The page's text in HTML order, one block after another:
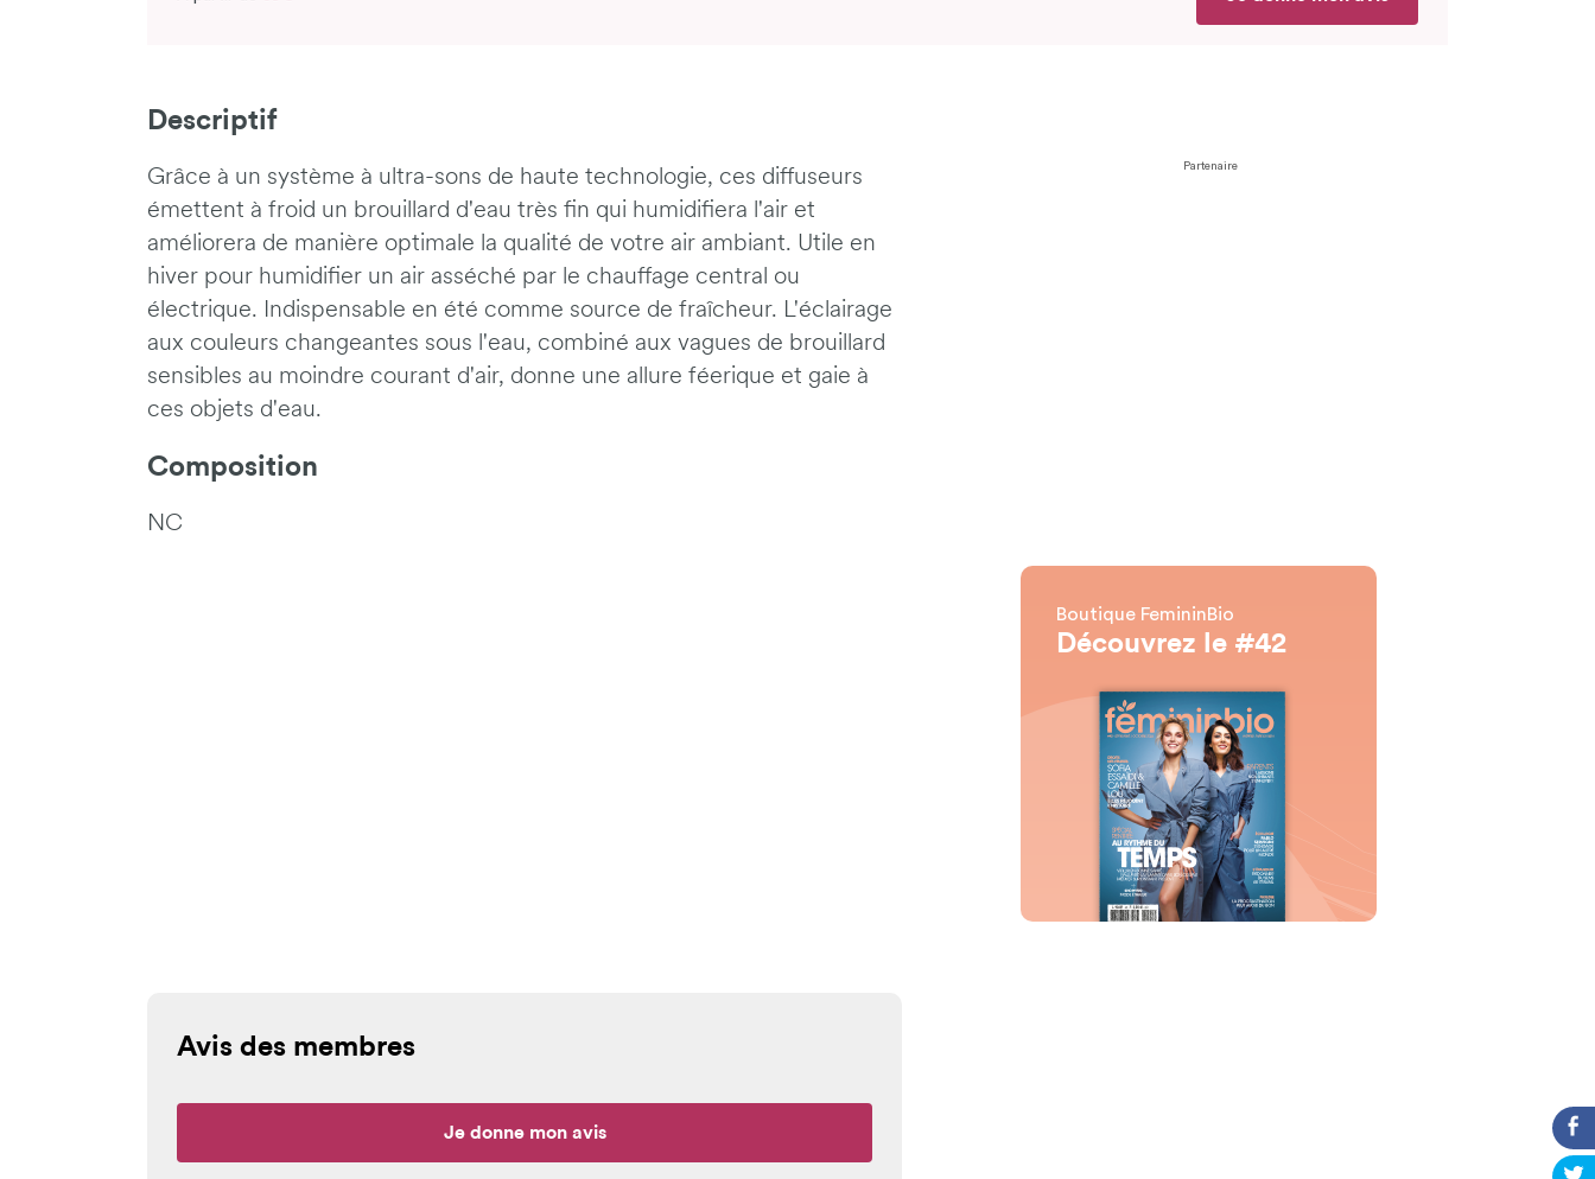
Partenaire
Boutique FemininBio
Découvrez le #42
Descriptif
Grâce à un système à ultra-sons de haute technologie, ces diffuseurs
émettent à froid un brouillard d'eau très fin qui humidifiera l'air et
améliorera de manière optimale la qualité de votre air ambiant. Utile en
hiver pour humidifier un air asséché par le chauffage central ou
électrique. Indispensable en été comme source de fraîcheur. L'éclairage
aux couleurs changeantes sous l'eau, combiné aux vagues de brouillard
sensibles au moindre courant d'air, donne une allure féerique et gaie à
ces objets d'eau.
Composition
NC
Avis des membres
Je donne mon avis